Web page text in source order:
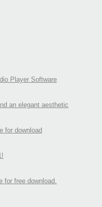
Player Software
an elegant aesthetic
for download
for free download.